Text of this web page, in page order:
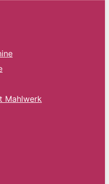
Mahlwerk